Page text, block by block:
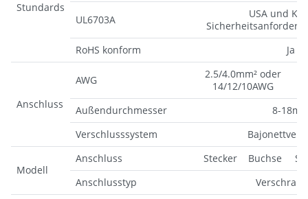
Stundards
UL6703A
USA und
RoHS konform
Ja
Anschluss
AWG
2.5/4.0mm² oder
14/12/10AWG
Außendurchmesser
8-
Verschlusssystem
Modell
Anschluss Stecker Buchse
Anschlusstyp